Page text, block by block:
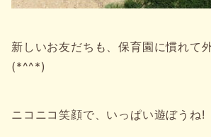
新しいお友だちも、保育園に慣れて
(*^^*)
ニコニコ笑顔で、いっぱい遊ぼうね!